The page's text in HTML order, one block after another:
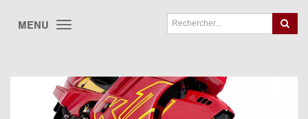
MENU